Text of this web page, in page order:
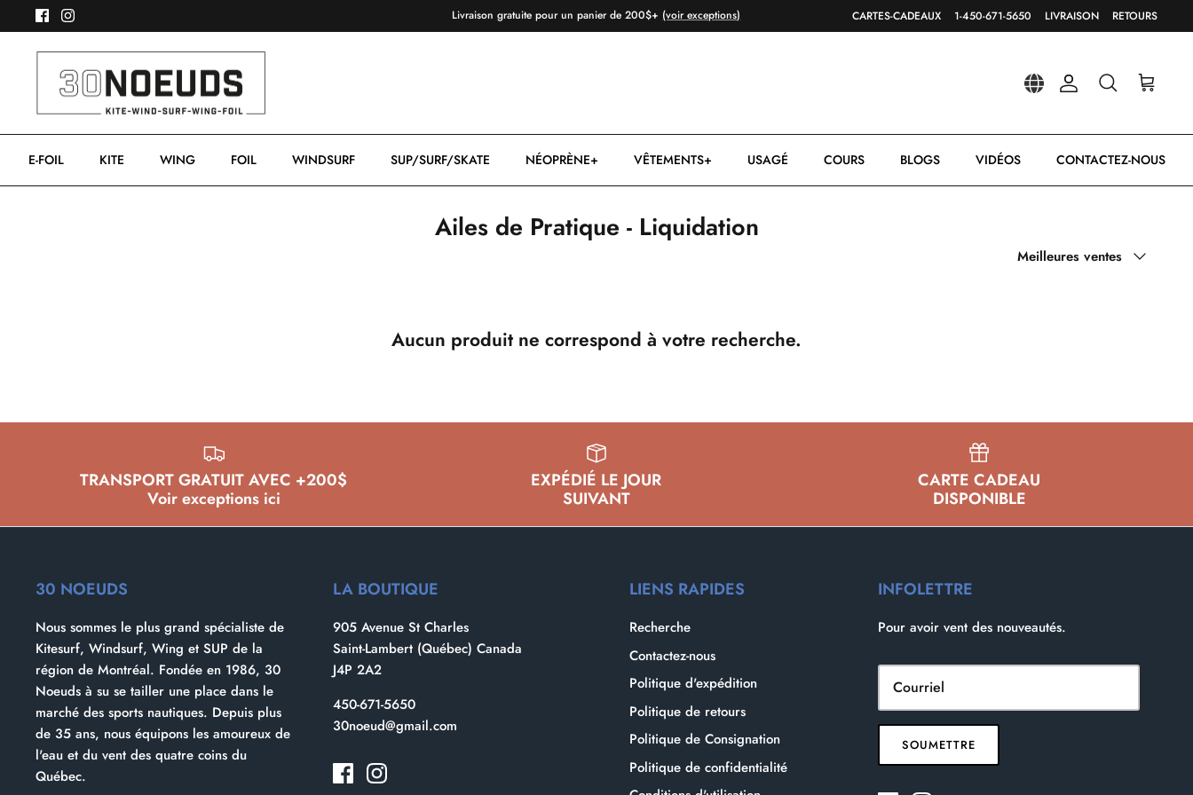
Passer
au
contenu
Livraison gratuite pour un panier de 200$+ (voir exceptions) CARTES-CADEAUX 1-450-671-5650 LIVRAISON RETOURS
CompteRecherchePanier
E-FOIL KITE WING FOIL WINDSURF SUP/SURF/SKATE NÉOPRÈNE+ VÊTEMENTS+ USAGÉ COURS BLOGS VIDÉOS CONTACTEZ-NOUS
Ailes de Pratique - Liquidation
Trier
par
Meilleures ventes
Aucun produit ne correspond à votre recherche.
TRANSPORT GRATUIT AVEC +200$
Voir exceptions ici
EXPÉDIÉ LE JOUR
SUIVANT
CARTE CADEAU
DISPONIBLE
30 NOEUDS
Nous sommes le plus grand spécialiste de
Kitesurf, Windsurf, Wing et SUP de la
région de Montréal. Fondée en 1986, 30
Noeuds à su se tailler une place dans le
marché des sports nautiques. Depuis plus
de 35 ans, nous équipons les amoureux de
l'eau et du vent des quatre coins du
Québec.
LA BOUTIQUE
905 Avenue St Charles
Saint-Lambert (Québec) Canada
J4P 2A2
450-671-5650
30noeud@gmail.com
LIENS RAPIDES
Recherche
Contactez-nous
Politique d'expédition
Politique de retours
Politique de Consignation
Politique de confidentialité
INFOLETTRE
Pour avoir vent des nouveautés.
SOUMETTRE